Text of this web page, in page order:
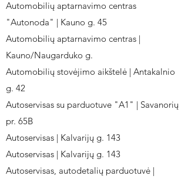
Automobilių aptarnavimo centras
"Autonoda" | Kauno g. 45
Automobilių aptarnavimo centras |
Kauno/Naugarduko g.
Automobilių stovėjimo aikštelė | Antakalnio
g. 42
Autoservisas su parduotuve "A1" | Savanorių
pr. 65B
Autoservisas | Kalvarijų g. 143
Autoservisas | Kalvarijų g. 143
Autoservisas, autodetalių parduotuvė |